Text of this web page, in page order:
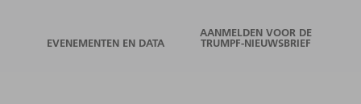
EVENEMENTEN EN DATA
AANMELDEN VOOR DE
TRUMPF-NIEUWSBRIEF